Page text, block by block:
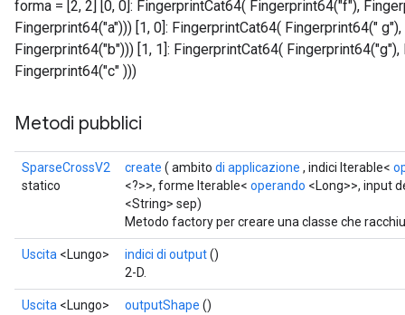
forma = [2, 2] [0, 0]: FingerprintCat64( Fingerprint64("f"),
Fingerprint64("a"))) [1, 0]: FingerprintCat64( Fingerprint64("
Fingerprint64("b"))) [1, 1]: FingerprintCat64(
Fingerprint64("c" )))
Metodi pubblici
SparseCrossV2
statico
create ( ambito di applicazione , indici Iterable<
<?>>, forme Iterable< operando <Long>>, input
<String> sep)
Metodo factory per creare una classe che
Uscita <Lungo> indici di output()
2-D.
Uscita <Lungo> outputShape ()